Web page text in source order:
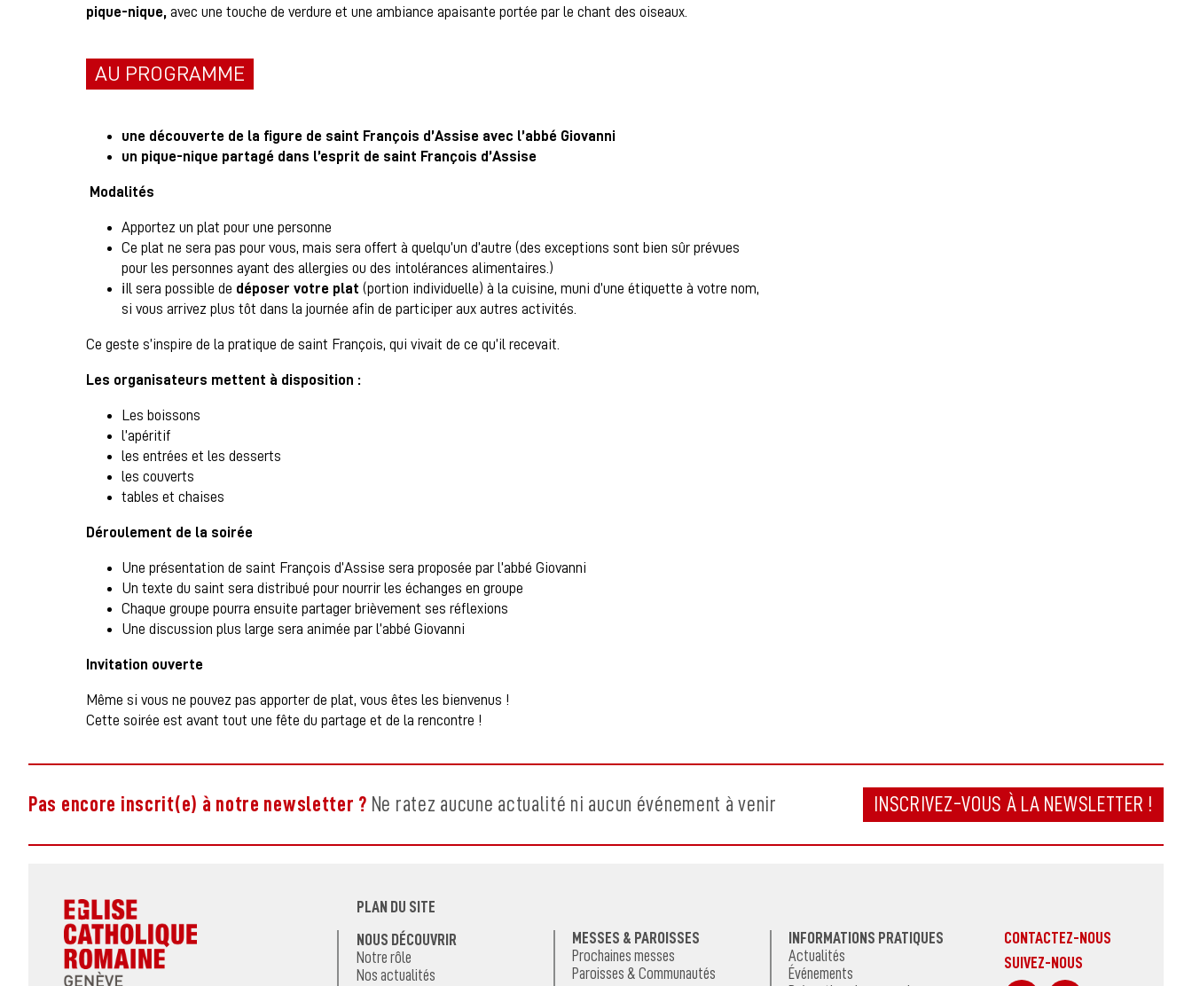
pique-nique, avec une touche de verdure et une ambiance apaisante portée par le chant des oiseaux.
AU PROGRAMME
une découverte de la figure de saint François d’Assise avec l’abbé Giovanni
un pique-nique partagé dans l’esprit de saint François d’Assise
Modalités
Apportez un plat pour une personne
Ce plat ne sera pas pour vous, mais sera offert à quelqu’un d’autre (des exceptions sont bien sûr prévues
pour les personnes ayant des allergies ou des intolérances alimentaires.)
ℹ️Il sera possible de déposer votre plat (portion individuelle) à la cuisine, muni d’une étiquette à votre nom,
si vous arrivez plus tôt dans la journée afin de participer aux autres activités.
Ce geste s’inspire de la pratique de saint François, qui vivait de ce qu’il recevait.
Les organisateurs mettent à disposition :
Les boissons
l’apéritif
les entrées et les desserts
les couverts
tables et chaises
Déroulement de la soirée
Une présentation de saint François d’Assise sera proposée par l’abbé Giovanni
Un texte du saint sera distribué pour nourrir les échanges en groupe
Chaque groupe pourra ensuite partager brièvement ses réflexions
Une discussion plus large sera animée par l’abbé Giovanni
Invitation ouverte
Même si vous ne pouvez pas apporter de plat, vous êtes les bienvenus !
Cette soirée est avant tout une fête du partage et de la rencontre !
Pas encore inscrit(e) à notre newsletter ? Ne ratez aucune actualité ni aucun événement à venir INSCRIVEZ-VOUS À LA NEWSLETTER !
PLAN DU SITE
NOUS DÉCOUVRIR
Notre rôle
Nos actualités
MESSES & PAROISSES
Prochaines messes
Paroisses & Communautés
INFORMATIONS PRATIQUES
Actualités
Événements
CONTACTEZ-NOUS
SUIVEZ-NOUS